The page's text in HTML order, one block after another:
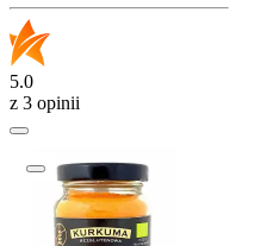
5.0
z 3 opinii